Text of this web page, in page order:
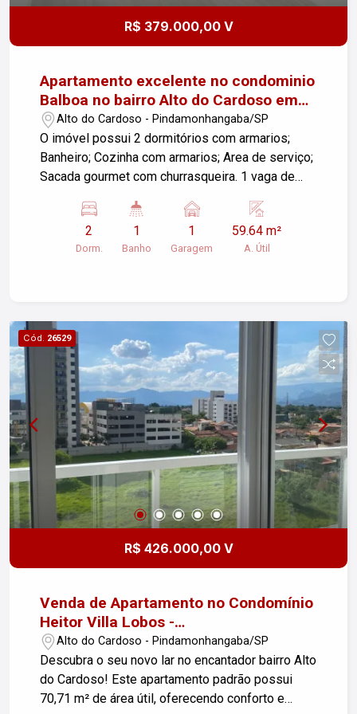
próximo a comércios e serviços essenciais.
Além disso, aceitamos financiamento, facilitando
perca essa chance! Agende já sua visita e venha
conhecer seu novo lar no Condomínio Princesa
do Vale!
R$ 379.000,00 V
Apartamento excelente no condominio
Balboa no bairro Alto do Cardoso em
Pindamonhangaba/SP.
Alto do Cardoso - Pindamonhangaba/SP
O imóvel possui 2 dormitórios com armarios;
Banheiro; Cozinha com armarios; Area de serviço;
Sacada gourmet com churrasqueira. 1 vaga de
está procurando um lugar aconchegante e bem
localizado, essa pode ser a sua oportunidade.
Para mais informações ou agendar uma visita,
2
Dorm.
1
Banho
1
Garagem
59.64 m²
A. Útil
Cód. 26529
R$ 426.000,00 V
Venda de Apartamento no Condomínio
Heitor Villa Lobos -
Pindamonhangaba/SP
Alto do Cardoso - Pindamonhangaba/SP
Descubra o seu novo lar no encantador bairro Alto
do Cardoso! Este apartamento padrão possui
70,71 m² de área útil, oferecendo conforto e